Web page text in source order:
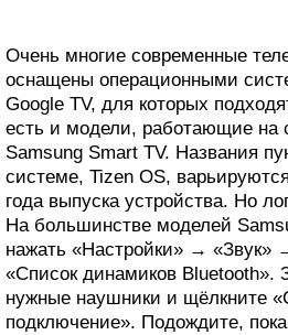
Очень многие современные
оснащены операционными
Google TV, для которых
есть и модели, работающие
Samsung Smart TV. Названия
системе, Tizen OS,
года выпуска устройства. Но
На большинстве моделей
нажать «Настройки» → «Звук»
«Список динамиков Bluetooth».
нужные наушники и щёлкните
подключение». Подождите,